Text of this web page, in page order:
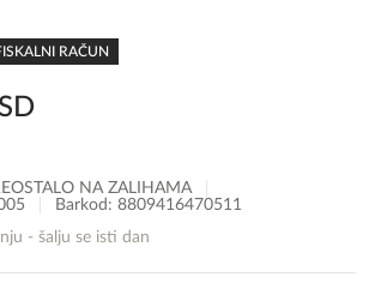
RAČUN
NA ZALIHAMA
Barkod: 8809416470511
- šalju se isti dan